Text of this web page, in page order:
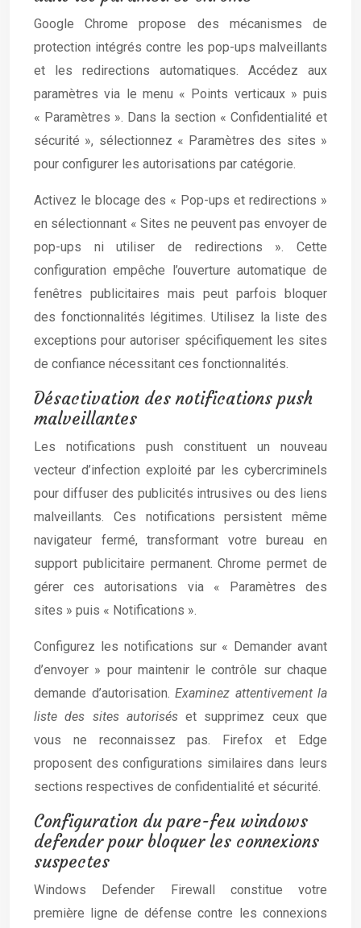
Google Chrome propose des mécanismes de
protection intégrés contre les pop-ups malveillants
et les redirections automatiques. Accédez aux
paramètres via le menu « Points verticaux » puis
« Paramètres ». Dans la section « Confidentialité et
sécurité », sélectionnez « Paramètres des sites »
pour configurer les autorisations par catégorie.
Activez le blocage des « Pop-ups et redirections »
en sélectionnant « Sites ne peuvent pas envoyer de
pop-ups ni utiliser de redirections ». Cette
configuration empêche l’ouverture automatique de
fenêtres publicitaires mais peut parfois bloquer
des fonctionnalités légitimes. Utilisez la liste des
exceptions pour autoriser spécifiquement les sites
de confiance nécessitant ces fonctionnalités.
Désactivation des notifications push
malveillantes
Les notifications push constituent un nouveau
vecteur d’infection exploité par les cybercriminels
pour diffuser des publicités intrusives ou des liens
malveillants. Ces notifications persistent même
navigateur fermé, transformant votre bureau en
support publicitaire permanent. Chrome permet de
gérer ces autorisations via « Paramètres des
sites » puis « Notifications ».
Configurez les notifications sur « Demander avant
d’envoyer » pour maintenir le contrôle sur chaque
demande d’autorisation. Examinez attentivement la
liste des sites autoriséset supprimez ceux que
vous ne reconnaissez pas. Firefox et Edge
proposent des configurations similaires dans leurs
sections respectives de confidentialité et sécurité.
Configuration du pare-feu windows
defender pour bloquer les connexions
suspectes
Windows Defender Firewall constitue votre
première ligne de défense contre les connexions